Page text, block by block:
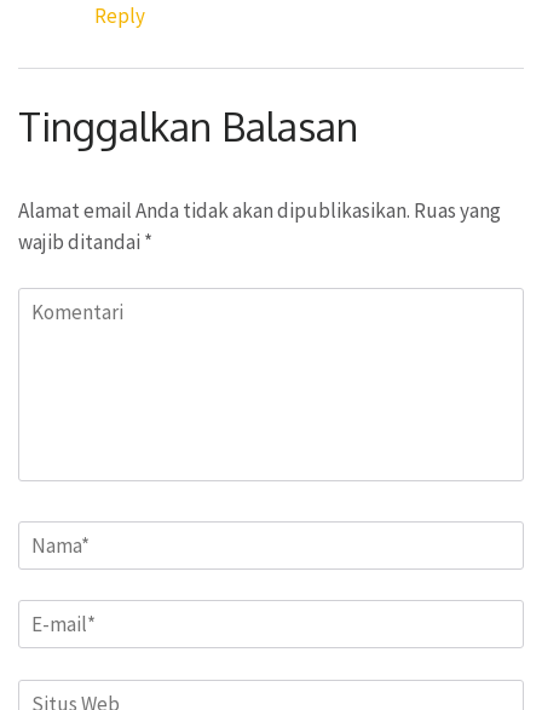
Reply
Tinggalkan Balasan
Alamat email Anda tidak akan dipublikasikan. Ruas yang
wajib ditandai *
Komentari
Name*
Email*
Situs